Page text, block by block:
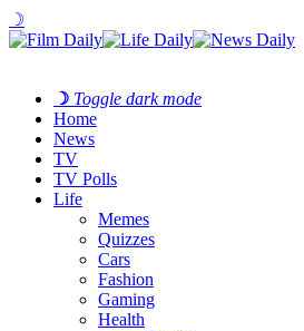
☽
☽ Toggle dark mode
Home
News
TV
TV Polls
Life
Memes
Quizzes
Cars
Fashion
Gaming
Health